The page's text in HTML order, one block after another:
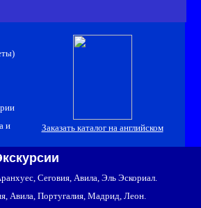
Заказать каталог на английском
и
Сеговия, Авила, Эль Эскориал.
Авила, Португалия, Мадрид, Леон.